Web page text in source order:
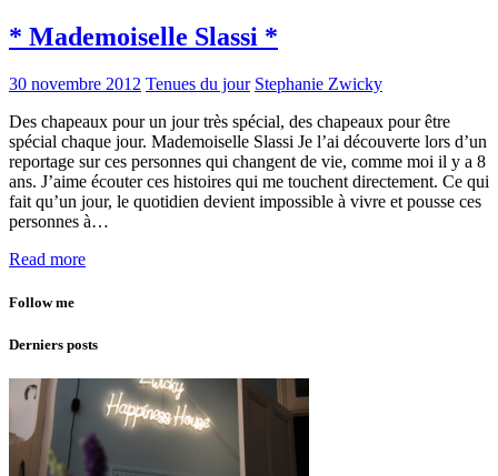
* Mademoiselle Slassi *
30 novembre 2012 Tenues du jour Stephanie Zwicky
Des chapeaux pour un jour très spécial, des chapeaux pour être
spécial chaque jour. Mademoiselle Slassi Je l’ai découverte lors d’un
reportage sur ces personnes qui changent de vie, comme moi il y a 8
ans. J’aime écouter ces histoires qui me touchent directement. Ce qui
fait qu’un jour, le quotidien devient impossible à vivre et pousse ces
personnes à…
Read more
Follow me
Derniers posts